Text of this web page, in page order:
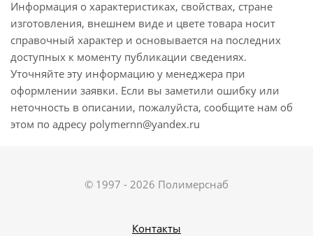
Информация о характеристиках, свойствах, стране
изготовления, внешнем виде и цвете товара носит
справочный характер и основывается на последних
доступных к моменту публикации сведениях.
Уточняйте эту информацию у менеджера при
оформлении заявки. Если вы заметили ошибку или
неточность в описании, пожалуйста, сообщите нам об
этом по адресу polymernn@yandex.ru
© 1997 - 2026 Полимерснаб
Контакты